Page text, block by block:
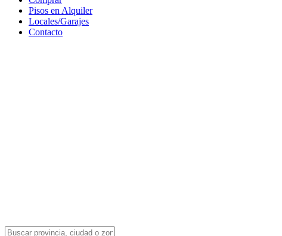
Pisos en Alquiler
Locales/Garajes
Contacto
click to enable zoom